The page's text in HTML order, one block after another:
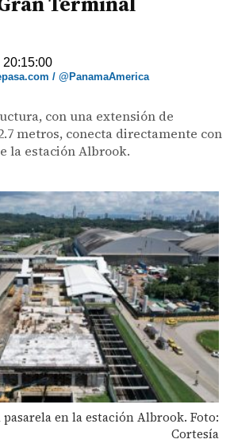
20:15:00
/ @PanamaAmerica
con una extensión de
metros, conecta directamente con
la estación Albrook.
en la estación Albrook. Foto:
Cortesía